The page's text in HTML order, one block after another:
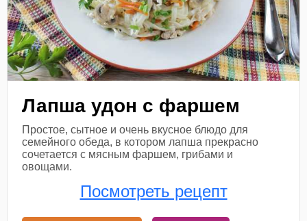
Лапша удон с фаршем
Простое, сытное и очень вкусное блюдо для
семейного обеда, в котором лапша прекрасно
сочетается с мясным фаршем, грибами и
овощами.
Посмотреть рецепт